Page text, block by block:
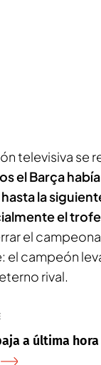
televisiva se
el Barça
la
el
el
el campeón
rival.
a última